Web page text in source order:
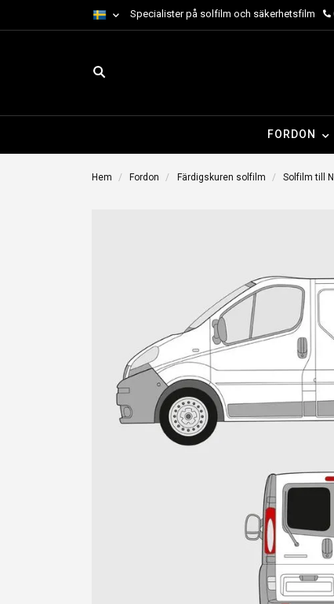
Specialister på solfilm och säkerhetsfilm
FORDON
Hem Fordon Färdigskuren solfilm Solfilm till